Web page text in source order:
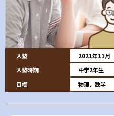
入塾
2021年11月
入塾時期
中学2年生
目標
物理、数学